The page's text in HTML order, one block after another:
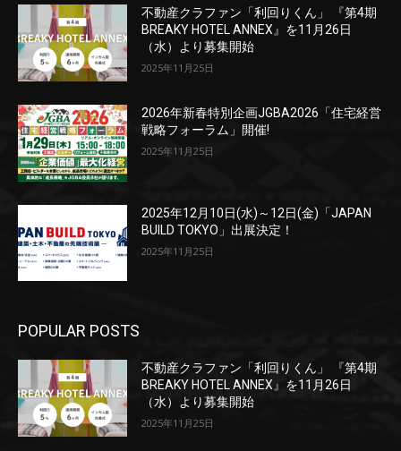
不動産クラファン「利回りくん」 『第4期
BREAKY HOTEL ANNEX』を11月26日
（水）より募集開始
2025年11月25日
2026年新春特別企画JGBA2026「住宅経営
戦略フォーラム」開催!
2025年11月25日
2025年12月10日(水)～12日(金)「JAPAN
BUILD TOKYO」出展決定！
2025年11月25日
POPULAR POSTS
不動産クラファン「利回りくん」 『第4期
BREAKY HOTEL ANNEX』を11月26日
（水）より募集開始
2025年11月25日